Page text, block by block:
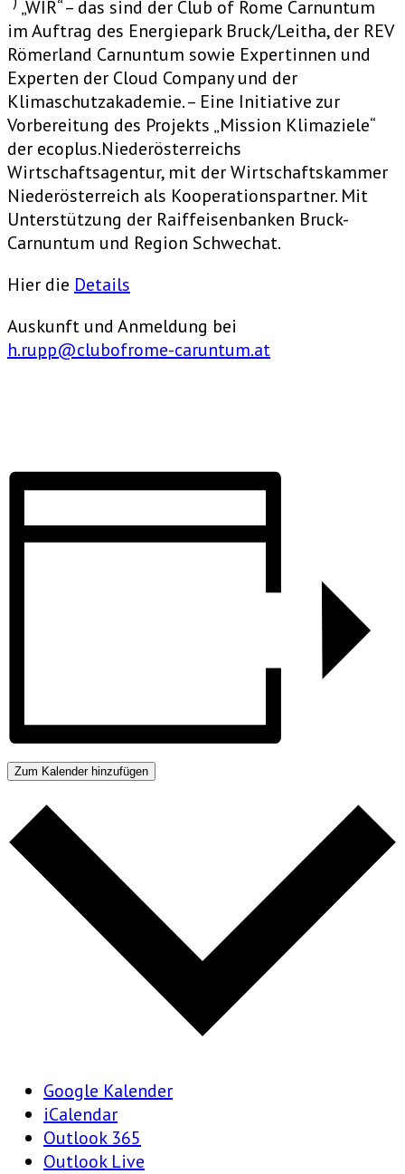
„WIR“ – das sind der Club of Rome Carnuntum
im Auftrag des Energiepark Bruck/Leitha, der REV
Römerland Carnuntum sowie Expertinnen und
Experten der Cloud Company und der
Klimaschutzakademie. – Eine Initiative zur
Vorbereitung des Projekts „Mission Klimaziele“
der ecoplus.Niederösterreichs
Wirtschaftsagentur, mit der Wirtschaftskammer
Niederösterreich als Kooperationspartner. Mit
Unterstützung der Raiffeisenbanken Bruck-
Carnuntum und Region Schwechat.
Hier die Details
Auskunft und Anmeldung bei
h.rupp@clubofrome-caruntum.at
Zum Kalender hinzufügen
Google Kalender
iCalendar
Outlook 365
Outlook Live